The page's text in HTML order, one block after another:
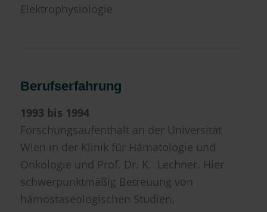
Elektrophysiologie
Berufserfahrung
1993 bis 1994
Forschungsaufenthalt an der Universität
Wien in der Klinik für Hämatologie und
Onkologie und Prof. Dr. K. Lechner. Hier
schwerpunktmäßig Betreuung von
hämostaseologischen Studien.